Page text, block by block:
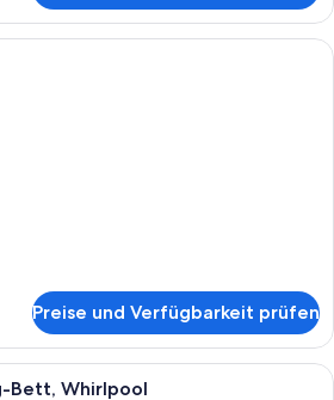
Ein Zimmer mit einem Bett, einem
Preise und Verfügbarkeit prüfen
Ein Zimmer mit einem Bett, einem
Bett, Whirlpool